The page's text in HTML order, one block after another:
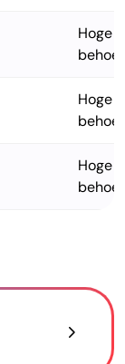
Hoge
Hoge
Hoge